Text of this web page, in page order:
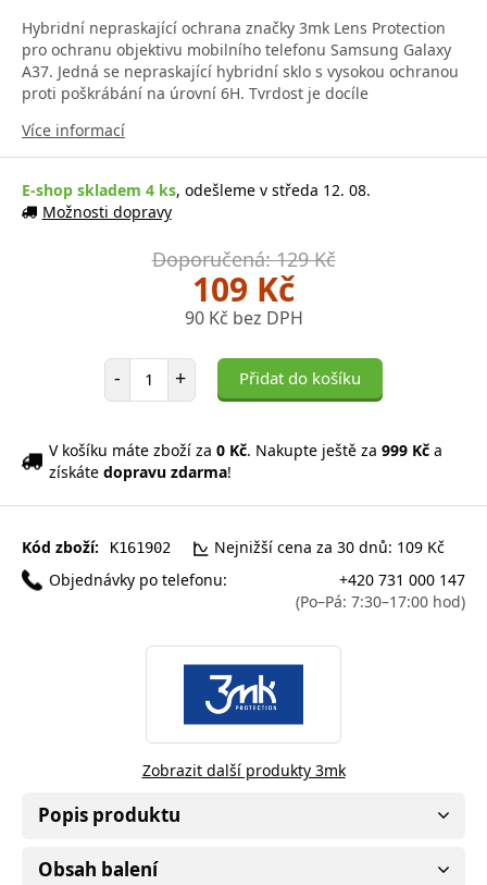
Hybridní nepraskající ochrana značky 3mk Lens Protection
pro ochranu objektivu mobilního telefonu Samsung Galaxy
A37. Jedná se nepraskající hybridní sklo s vysokou ochranou
proti poškrábání na úrovní 6H. Tvrdost je docíle
Více informací
E-shop skladem 4 ks, odešleme v středa 12. 08.
Možnosti dopravy
Doporučená: 129 Kč
109 Kč
90 Kč bez DPH
- Počet položek
+ Přidat do košíku
V košíku máte zboží za 0 Kč. Nakupte ještě za 999 Kč a
získáte dopravu zdarma!
Kód zboží: K161902
Nejnižší cena za 30 dnů: 109 Kč
Objednávky po telefonu:
+420 731 000 147
(Po–Pá: 7:30–17:00 hod)
Zobrazit další produkty 3mk
Popis produktu
Obsah balení